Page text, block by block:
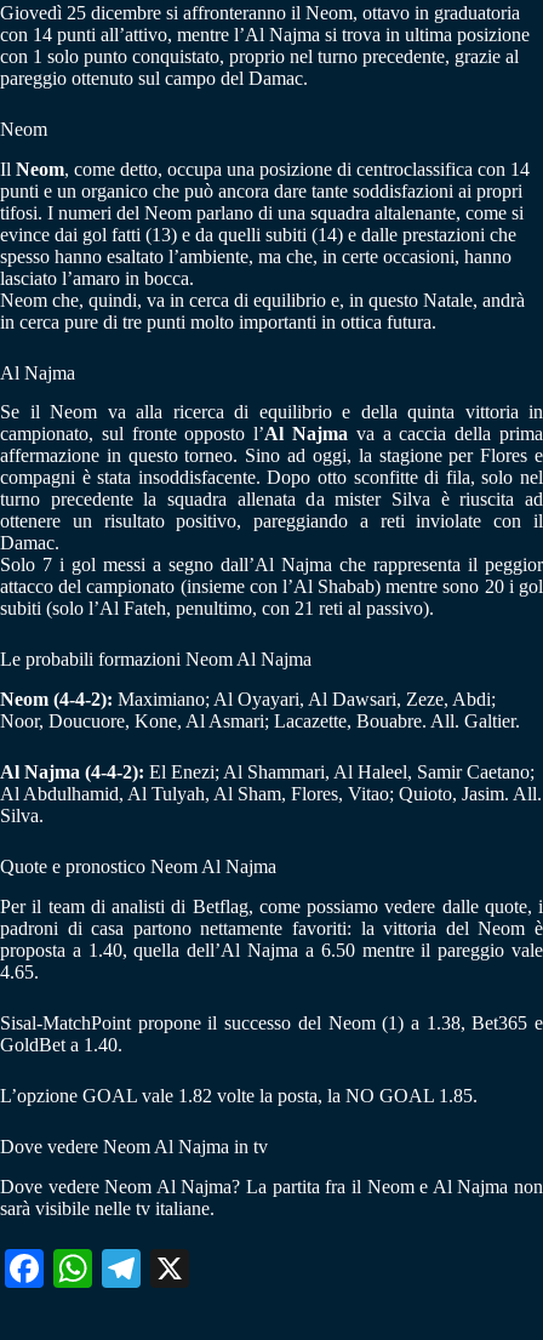
Giovedì 25 dicembre si affronteranno il Neom, ottavo in graduatoria
con 14 punti all’attivo, mentre l’Al Najma si trova in ultima posizione
con 1 solo punto conquistato, proprio nel turno precedente, grazie al
pareggio ottenuto sul campo del Damac.
Neom
Il Neom, come detto, occupa una posizione di centroclassifica con 14
punti e un organico che può ancora dare tante soddisfazioni ai propri
tifosi. I numeri del Neom parlano di una squadra altalenante, come si
evince dai gol fatti (13) e da quelli subiti (14) e dalle prestazioni che
spesso hanno esaltato l’ambiente, ma che, in certe occasioni, hanno
lasciato l’amaro in bocca.
Neom che, quindi, va in cerca di equilibrio e, in questo Natale, andrà
in cerca pure di tre punti molto importanti in ottica futura.
Al Najma
Se il Neom va alla ricerca di equilibrio e della quinta vittoria in
campionato, sul fronte opposto l’Al Najma va a caccia della prima
affermazione in questo torneo. Sino ad oggi, la stagione per Flores e
compagni è stata insoddisfacente. Dopo otto sconfitte di fila, solo nel
turno precedente la squadra allenata da mister Silva è riuscita ad
ottenere un risultato positivo, pareggiando a reti inviolate con il
Damac.
Solo 7 i gol messi a segno dall’Al Najma che rappresenta il peggior
attacco del campionato (insieme con l’Al Shabab) mentre sono 20 i gol
subiti (solo l’Al Fateh, penultimo, con 21 reti al passivo).
Le probabili formazioni Neom Al Najma
Neom (4-4-2): Maximiano; Al Oyayari, Al Dawsari, Zeze, Abdi;
Noor, Doucuore, Kone, Al Asmari; Lacazette, Bouabre. All. Galtier.
Al Najma (4-4-2): El Enezi; Al Shammari, Al Haleel, Samir Caetano;
Al Abdulhamid, Al Tulyah, Al Sham, Flores, Vitao; Quioto, Jasim. All.
Silva.
Quote e pronostico Neom Al Najma
Per il team di analisti di Betflag, come possiamo vedere dalle quote, i
padroni di casa partono nettamente favoriti: la vittoria del Neom è
proposta a 1.40, quella dell’Al Najma a 6.50 mentre il pareggio vale
4.65.
Sisal-MatchPoint propone il successo del Neom (1) a 1.38, Bet365 e
GoldBet a 1.40.
L’opzione GOAL vale 1.82 volte la posta, la NO GOAL 1.85.
Dove vedere Neom Al Najma in tv
Dove vedere Neom Al Najma? La partita fra il Neom e Al Najma non
sarà visibile nelle tv italiane.
Fa W
Te